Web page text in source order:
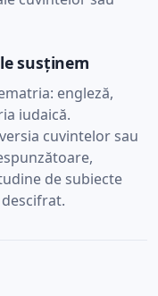
susținem
engleză,
iudaică.
cuvintelor sau
de subiecte